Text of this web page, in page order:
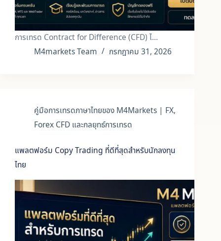
การเทรด Contract for Difference (CFD) ไ…
M4markets Team
กรกฎาคม 31, 2026
คู่มือการเทรดภาษาไทยของ M4Markets | FX,
Forex CFD และกลยุทธ์การเทรด
แพลตฟอร์ม Copy Trading ที่ดีที่สุดสำหรับนักลงทุน
ไทย